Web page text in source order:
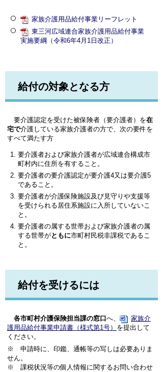
家族介護用品給付事業リーフレット
東三河広域連合家族介護用品給付事業
実施要綱（令和6年4月1日改正）
給付の対象となる方
要介護認定を受けた被保険者（要介護者）を在
宅で介護している家族介護者の方で、次の要件を
すべて満たす方
要介護者および家族介護者が広域連合構成市
町村内に住所を有すること。
要介護者の要介護認定が要介護4又は要介護5
であること。
要介護者が介護保険施設及び見守りや支援等
を受けられる居住系施設に入所していないこ
と。
要介護者の属する世帯および家族介護者の属
する世帯がともに市町村民税非課税であるこ
と。
給付を受けるには
各市町村介護保険担当課の窓口へ、
家族介
護用品給付事業申請書（様式第1号） を提出して
ください。
※ 申請時に、印鑑、通帳等の写しは必要ありま
せん。
※ 課税状況等の個人情報に関するお問い合わせ